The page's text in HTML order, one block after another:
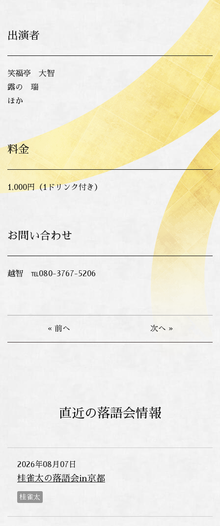
出演者
笑福亭 大智
露の 瑞
ほか
料金
1,000円（1ドリンク付き）
お問い合わせ
越智 ℡080-3767-5206
« 前へ 次へ »
直近の落語会情報
2026年08月07日
桂雀太の落語会in京都
桂雀太